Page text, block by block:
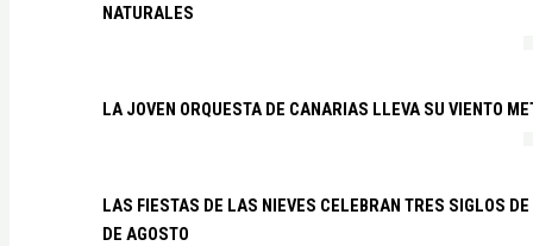
NATURALES
LA JOVEN ORQUESTA DE CANARIAS LLEVA SU VIENTO
LAS FIESTAS DE LAS NIEVES CELEBRAN TRES SIGLOS
DE AGOSTO